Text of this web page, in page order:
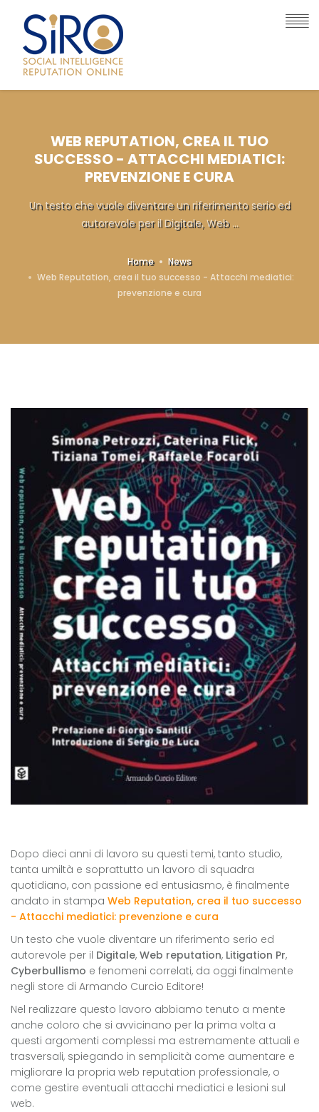
WEB REPUTATION, CREA IL TUO
SUCCESSO - ATTACCHI MEDIATICI:
PREVENZIONE E CURA
Un testo che vuole diventare un riferimento serio ed
autorevole per il Digitale, Web ...
Home
News
Web Reputation, crea il tuo successo - Attacchi mediatici:
prevenzione e cura
Dopo dieci anni di lavoro su questi temi, tanto studio,
tanta umiltà e soprattutto un lavoro di squadra
quotidiano, con passione ed entusiasmo, è finalmente
andato in stampa Web Reputation, crea il tuo successo
- Attacchi mediatici: prevenzione e cura
Un testo che vuole diventare un riferimento serio ed
autorevole per il Digitale, Web reputation, Litigation Pr,
Cyberbullismo e fenomeni correlati, da oggi finalmente
negli store di Armando Curcio Editore!
Nel realizzare questo lavoro abbiamo tenuto a mente
anche coloro che si avvicinano per la prima volta a
questi argomenti complessi ma estremamente attuali e
trasversali, spiegando in semplicità come aumentare e
migliorare la propria web reputation professionale, o
come gestire eventuali attacchi mediatici e lesioni sul
web.